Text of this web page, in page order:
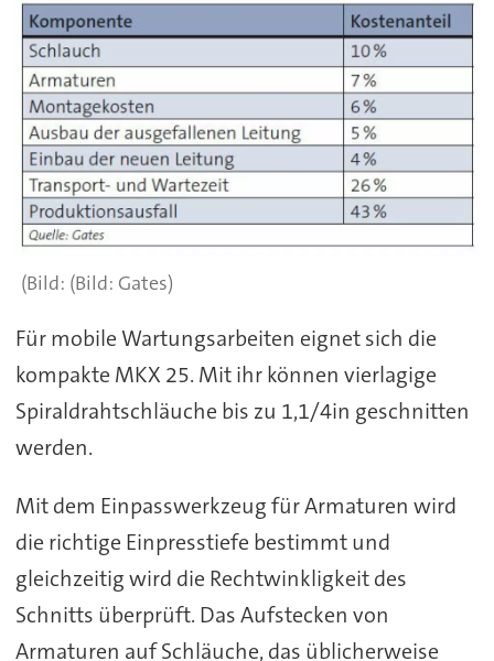
(Bild: Gates)
Für mobile Wartungsarbeiten eignet sich die
kompakte MKX 25. Mit ihr können vierlagige
Spiraldrahtschläuche bis zu 1,1/4in geschnitten
werden.
Mit dem Einpasswerkzeug für Armaturen wird
die richtige Einpresstiefe bestimmt und
gleichzeitig wird die Rechtwinkligkeit des
Schnitts überprüft. Das Aufstecken von
Armaturen auf Schläuche, das üblicherweise